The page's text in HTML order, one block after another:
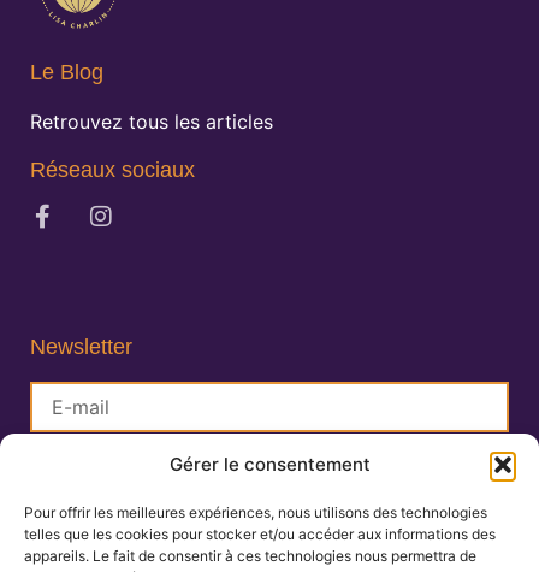
Gérer le consentement
Pour offrir les meilleures expériences, nous utilisons des technologies
telles que les cookies pour stocker et/ou accéder aux informations des
appareils. Le fait de consentir à ces technologies nous permettra de
Le Blog
Retrouvez tous les articles
Réseaux sociaux
Newsletter
S'inscrire
Lisa Charlin